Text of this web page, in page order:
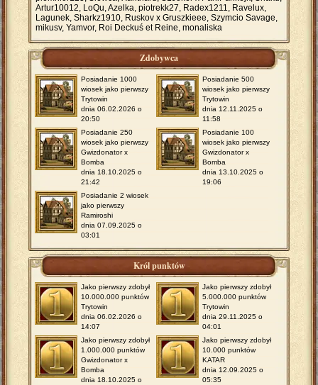
Artur10012, LoQu, Azelka, piotrekk27, Radex1211, Ravelux,
Lagunek, Sharkz1910, Ruskov x Gruszkieee, Szymcio Savage,
mikusv, Yamvor, Roi Deckuś et Reine, monaliska
Zdobywca
Posiadanie 1000
wiosek jako pierwszy
Trytowin
dnia 06.02.2026 o
20:50
Posiadanie 500
wiosek jako pierwszy
Trytowin
dnia 12.11.2025 o
11:58
Posiadanie 250
wiosek jako pierwszy
Gwizdonator x
Bomba
dnia 18.10.2025 o
21:42
Posiadanie 100
wiosek jako pierwszy
Gwizdonator x
Bomba
dnia 13.10.2025 o
19:06
Posiadanie 2 wiosek
jako pierwszy
Ramiroshi
dnia 07.09.2025 o
03:01
Król punktów
Jako pierwszy zdobył
10.000.000 punktów
Trytowin
dnia 06.02.2026 o
14:07
Jako pierwszy zdobył
5.000.000 punktów
Trytowin
dnia 29.11.2025 o
04:01
Jako pierwszy zdobył
1.000.000 punktów
Gwizdonator x
Bomba
dnia 18.10.2025 o
Jako pierwszy zdobył
10.000 punktów
KATAR
dnia 12.09.2025 o
05:35